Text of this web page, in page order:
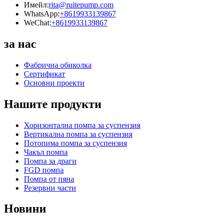
Имейл:rita@ruitepump.com
WhatsApp:+8619933139867
WeChat:+8619933139867
за нас
Фабрична обиколка
Сертификат
Основни проекти
Нашите продукти
Хоризонтална помпа за суспензия
Вертикална помпа за суспензия
Потопима помпа за суспензия
Чакъл помпа
Помпа за драги
FGD помпа
Помпа от пяна
Резервни части
Новини